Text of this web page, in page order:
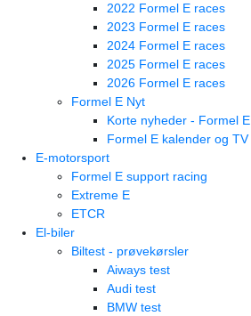
2022 Formel E races
2023 Formel E races
2024 Formel E races
2025 Formel E races
2026 Formel E races
Formel E Nyt
Korte nyheder - Formel E
Formel E kalender og TV
E-motorsport
Formel E support racing
Extreme E
ETCR
El-biler
Biltest - prøvekørsler
Aiways test
Audi test
BMW test